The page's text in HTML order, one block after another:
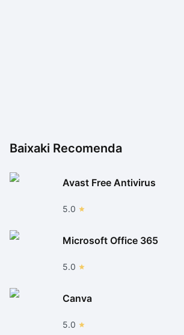
Baixaki Recomenda
Avast Free Antivirus
5.0
Microsoft Office 365
5.0
Canva
5.0